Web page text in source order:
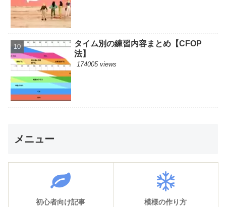
タイム別の練習内容まとめ【CFOP
法】
174005 views
メニュー
初心者向け記事 模様の作り方